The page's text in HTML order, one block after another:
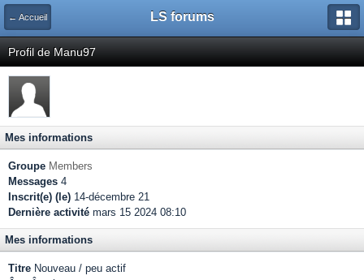
← Accueil LS forums
Profil de Manu97
Mes informations
Groupe Members
Messages 4
Inscrit(e) (le) 14-décembre 21
Dernière activité mars 15 2024 08:10
Mes informations
Titre Nouveau / peu actif